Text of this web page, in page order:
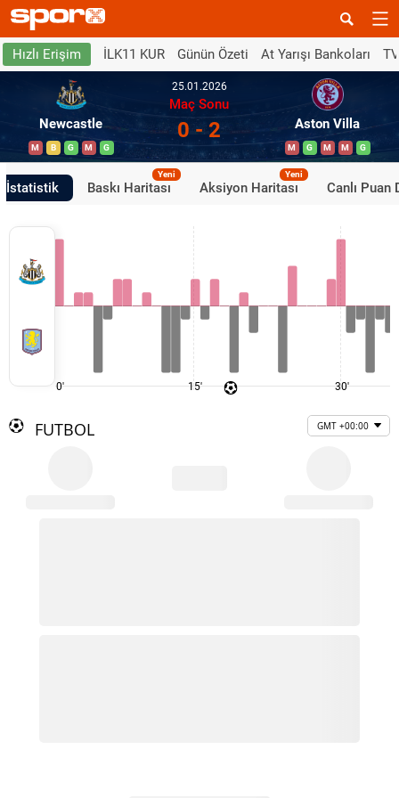
Hızlı Erişim İLK11 KUR Günün Özeti At Yarışı Bankoları
Newcastle
M B G M G
25.01.2026
Maç Sonu
0 - 2 Aston Villa
M G M M G
İstatistik Baskı Haritası
Yeni
Aksiyon Haritası
Yeni
Canlı Puan
0' 15' 30'
FUTBOL GMT +00:00